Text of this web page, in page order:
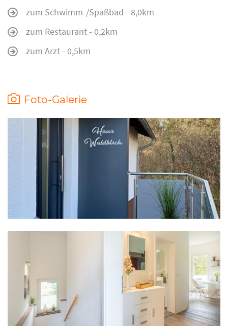
zum Schwimm-/Spaßbad - 8,0km
zum Restaurant - 0,2km
zum Arzt - 0,5km
Foto-Galerie